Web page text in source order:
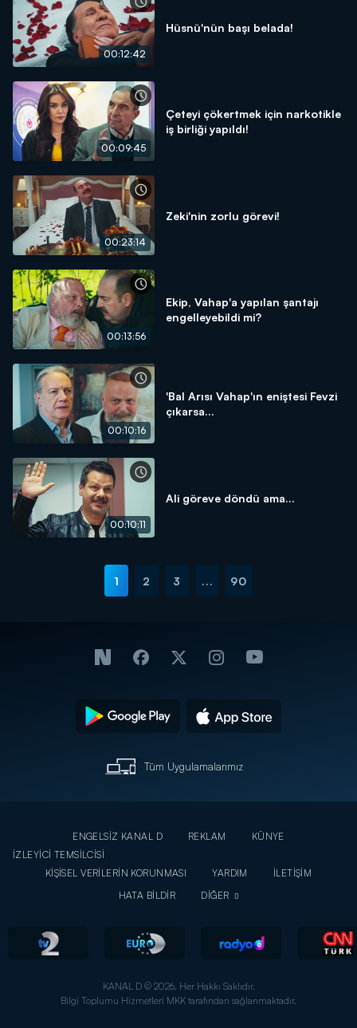
00:12:42
Hüsnü'nün başı belada!
00:09:45
Çeteyi çökertmek için narkotikle
iş birliği yapıldı!
00:23:14
Zeki'nin zorlu görevi!
00:13:56
Ekip, Vahap'a yapılan şantajı
engelleyebildi mi?
00:10:16
'Bal Arısı Vahap'ın eniştesi Fevzi
çıkarsa...
00:10:11
Ali göreve döndü ama...
1 2 3 ... 90
Tüm Uygulamalarımız
ENGELSİZ KANAL D REKLAM
KÜNYE
İZLEYİCİ TEMSİLCİSİ
KİŞİSEL VERİLERİN KORUNMASI
YARDIM
İLETİŞİM
HATA BİLDİR
DİĞER
KANAL D © 2026. Her Hakkı Saklıdır.
Bilgi Toplumu Hizmetleri MKK tarafından sağlanmaktadır.